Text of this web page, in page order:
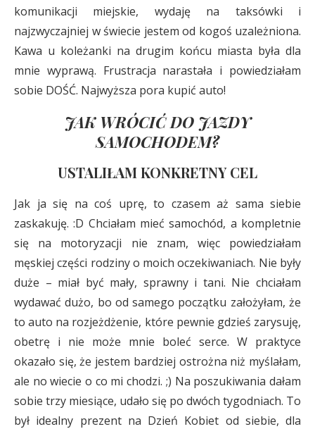
komunikacji miejskie, wydaję na taksówki i
najzwyczajniej w świecie jestem od kogoś uzależniona.
Kawa u koleżanki na drugim końcu miasta była dla
mnie wyprawą. Frustracja narastała i powiedziałam
sobie DOŚĆ. Najwyższa pora kupić auto!
JAK WRÓCIĆ DO JAZDY
SAMOCHODEM?
USTALIŁAM KONKRETNY CEL
Jak ja się na coś uprę, to czasem aż sama siebie
zaskakuję. :D Chciałam mieć samochód, a kompletnie
się na motoryzacji nie znam, więc powiedziałam
męskiej części rodziny o moich oczekiwaniach. Nie były
duże – miał być mały, sprawny i tani. Nie chciałam
wydawać dużo, bo od samego początku założyłam, że
to auto na rozjeżdżenie, które pewnie gdzieś zarysuję,
obetrę i nie może mnie boleć serce. W praktyce
okazało się, że jestem bardziej ostrożna niż myślałam,
ale no wiecie o co mi chodzi. ;) Na poszukiwania dałam
sobie trzy miesiące, udało się po dwóch tygodniach. To
był idealny prezent na Dzień Kobiet od siebie, dla